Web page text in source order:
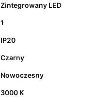
Zintegrowany LED
1
IP20
Czarny
Nowoczesny
3000 K